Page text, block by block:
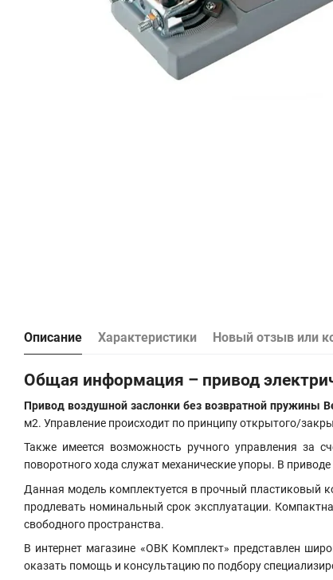
Описание Характеристики Новый отзыв или
Общая информация – привод
Привод воздушной заслонки без возвратной пружины
м2. Управление происходит по принципу открытого/
Также имеется возможность ручного управления за
поворотного хода служат механические упоры. В
Данная модель комплектуется в прочный пластиковый
продлевать номинальный срок эксплуатации.
свободного пространства.
В интернет магазине «ОВК Комплект» представлен
оказать помощь и консультацию по подбору